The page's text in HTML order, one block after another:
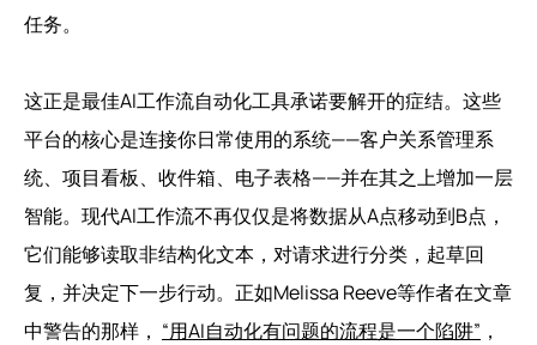
任务。
这正是最佳AI工作流自动化工具承诺要解开的症结。这些
平台的核心是连接你日常使用的系统——客户关系管理系
统、项目看板、收件箱、电子表格——并在其之上增加一层
智能。现代AI工作流不再仅仅是将数据从A点移动到B点，
它们能够读取非结构化文本，对请求进行分类，起草回
复，并决定下一步行动。正如Melissa Reeve等作者在文章
中警告的那样， “用AI自动化有问题的流程是一个陷阱” ，